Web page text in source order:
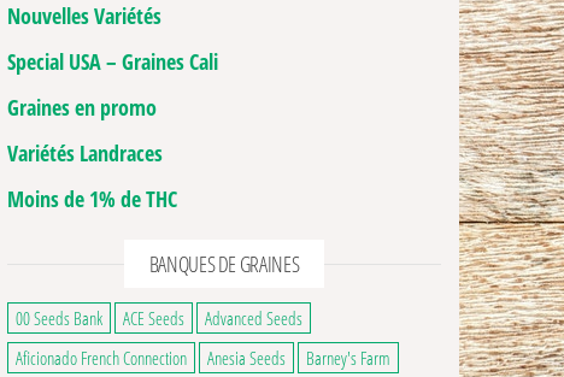
Nouvelles Variétés
Special USA – Graines Cali
Graines en promo
Variétés Landraces
Moins de 1% de THC
BANQUES DE GRAINES
00 Seeds Bank ACE Seeds
Advanced Seeds
Aficionado French Connection
Anesia Seeds
Barney's Farm